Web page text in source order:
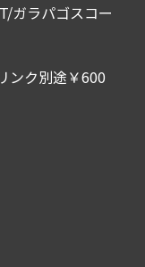
ガラパゴスコー
ンク別途￥600